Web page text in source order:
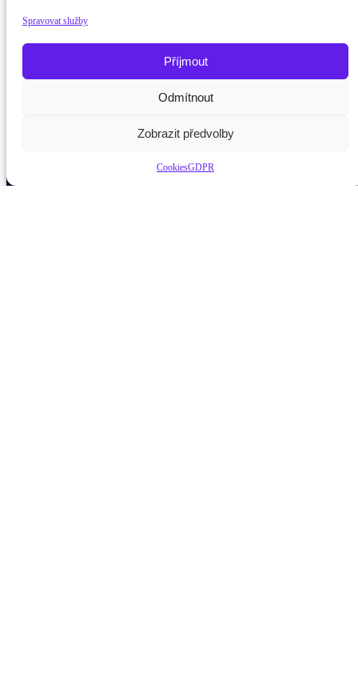
Spravovat služby
Příjmout
Odmítnout
Zobrazit předvolby
CookiesGDPR
Potřebujete poradit?